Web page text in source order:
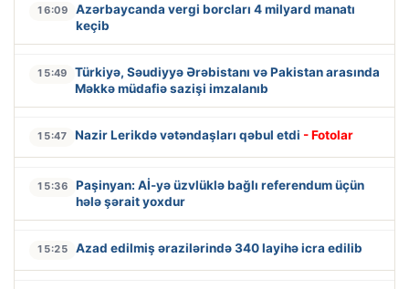
16:09
Azərbaycanda vergi borcları 4 milyard manatı
keçib
15:49
Türkiyə, Səudiyyə Ərəbistanı və Pakistan arasında
Məkkə müdafiə sazişi imzalanıb
15:47 Nazir Lerikdə vətəndaşları qəbul etdi - Fotolar
15:36
Paşinyan: Aİ-yə üzvlüklə bağlı referendum üçün
hələ şərait yoxdur
15:25 Azad edilmiş ərazilərində 340 layihə icra edilib